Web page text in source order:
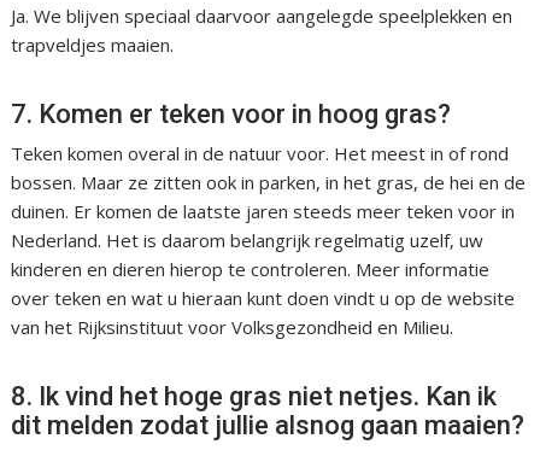
Ja. We blijven speciaal daarvoor aangelegde speelplekken en
trapveldjes maaien.
7. Komen er teken voor in hoog gras?
Teken komen overal in de natuur voor. Het meest in of rond
bossen. Maar ze zitten ook in parken, in het gras, de hei en de
duinen. Er komen de laatste jaren steeds meer teken voor in
Nederland. Het is daarom belangrijk regelmatig uzelf, uw
kinderen en dieren hierop te controleren. Meer informatie
over teken en wat u hieraan kunt doen vindt u op de website
van het Rijksinstituut voor Volksgezondheid en Milieu.
8. Ik vind het hoge gras niet netjes. Kan ik
dit melden zodat jullie alsnog gaan maaien?